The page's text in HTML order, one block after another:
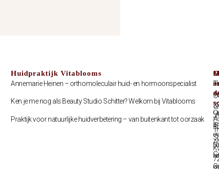
Huidpraktijk Vitablooms
Annemarie Heinen – orthomoleculair huid- en hormoonspecialist
Ken je me nog als Beauty Studio Schitter? Welkom bij Vitablooms
Praktijk voor natuurlijke huidverbetering – van buitenkant tot oorzaak
en